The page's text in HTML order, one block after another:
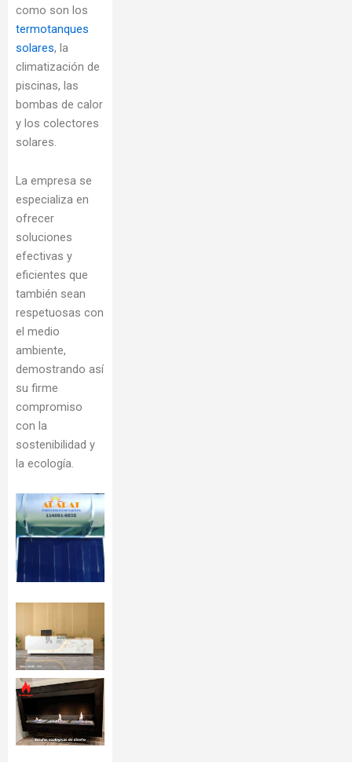
como son los
termotanques
solares, la
climatización de
piscinas, las
bombas de calor
y los colectores
solares.
La empresa se
especializa en
ofrecer
soluciones
efectivas y
eficientes que
también sean
respetuosas con
el medio
ambiente,
demostrando así
su firme
compromiso
con la
sostenibilidad y
la ecología.